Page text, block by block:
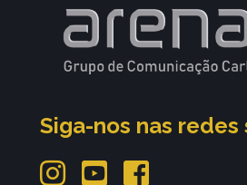
Siga-nos nas redes